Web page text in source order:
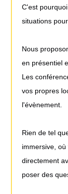
C'est
situations
Nous
en présentiel
Les
vos propres
l'évènement.
Rien de tel
immersive,
directement
poser des